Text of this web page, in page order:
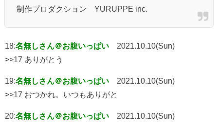
制作プロダクション YURUPPE inc.
18:名無しさん＠お腹いっぱい
2021.10.10(Sun)
>>17 ありがとう
19:名無しさん＠お腹いっぱい
2021.10.10(Sun)
>>17 おつかれ。いつもありがと
20:名無しさん＠お腹いっぱい
2021.10.10(Sun)